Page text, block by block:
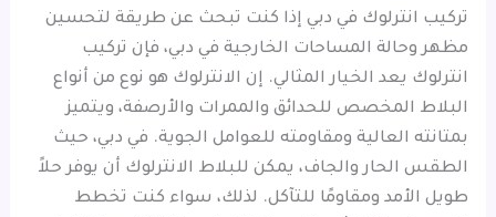
تركيب انترلوك في دبي إذا كنت تبحث عن طريقة لتحسين
مظهر وحالة المساحات الخارجية في دبي، فإن تركيب
انترلوك يعد الخيار المثالي. إن الانترلوك هو نوع من أنواع
البلاط المخصص للحدائق والممرات والأرصفة، ويتميز
بمتانته العالية ومقاومته للعوامل الجوية. في دبي، حيث
الطقس الحار والجاف، يمكن للبلاط الانترلوك أن يوفر حلاً
طويل الأمد ومقاومًا للتآكل. لذلك، سواء كنت تخطط